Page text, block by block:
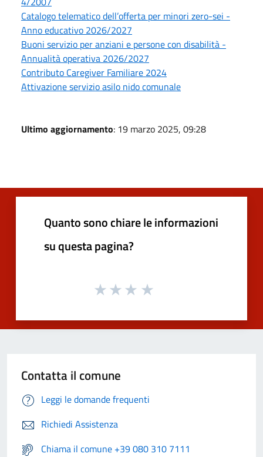
Catalogo telematico dell’offerta per minori zero-sei -
Anno educativo 2026/2027
Buoni servizio per anziani e persone con disabilità -
Annualità operativa 2026/2027
Contributo Caregiver Familiare 2024
Attivazione servizio asilo nido comunale
Ultimo aggiornamento: 19 marzo 2025, 09:28
Quanto sono chiare le informazioni
su questa pagina?
Contatta il comune
Leggi le domande frequenti
Richiedi Assistenza
Chiama il comune +39 080 310 7111